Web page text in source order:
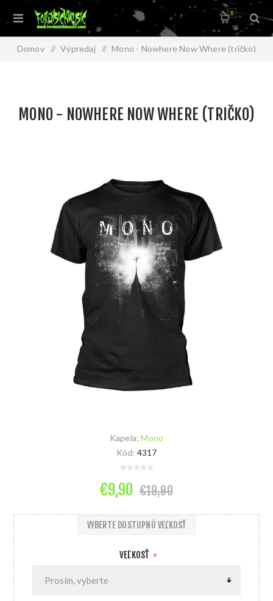
0
Domov / Výpredaj / Mono - Nowhere Now Where (tričko)
MONO - NOWHERE NOW WHERE (TRIČKO)
Kapela: Mono
Kód: 4317
€9,90 €19,90
VEĽKOSŤ *
VYBERTE DOSTUPNÚ VEĽKOSŤ